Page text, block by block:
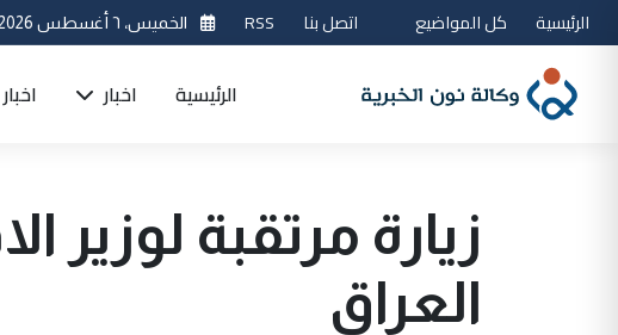
الرئيسية كل المواضيع اتصل بنا RSS الخميس، ٦ أغسطس 2026
الرئيسية اخبار
زيارة مرتقبة لوزير
العراق